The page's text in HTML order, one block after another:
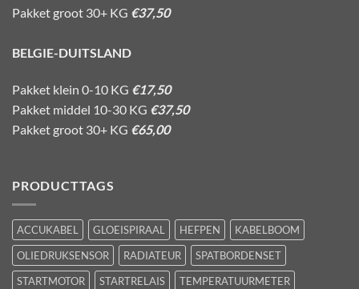
Pakket groot 30+ KG €37,50
BELGIE-DUITSLAND
Pakket klein 0-10 KG €17,50
Pakket middel 10-30 KG €37,50
Pakket groot 30+ KG €65,00
PRODUCTTAGS
ACCUKABEL GLOEISPIRAAL HEFPEN
KABELBOOM
OLIEDRUKSENSOR
RADIATEUR
SPATBORDENSET
STARTMOTOR
STARTRELAIS
TEMPERATUURMETER